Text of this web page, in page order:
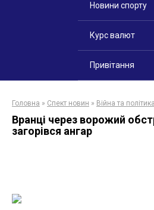
Новини спорту
Курс валют
Привітання
Головна » Спект новин » Війна та політика
Вранці через ворожий
загорівся ангар